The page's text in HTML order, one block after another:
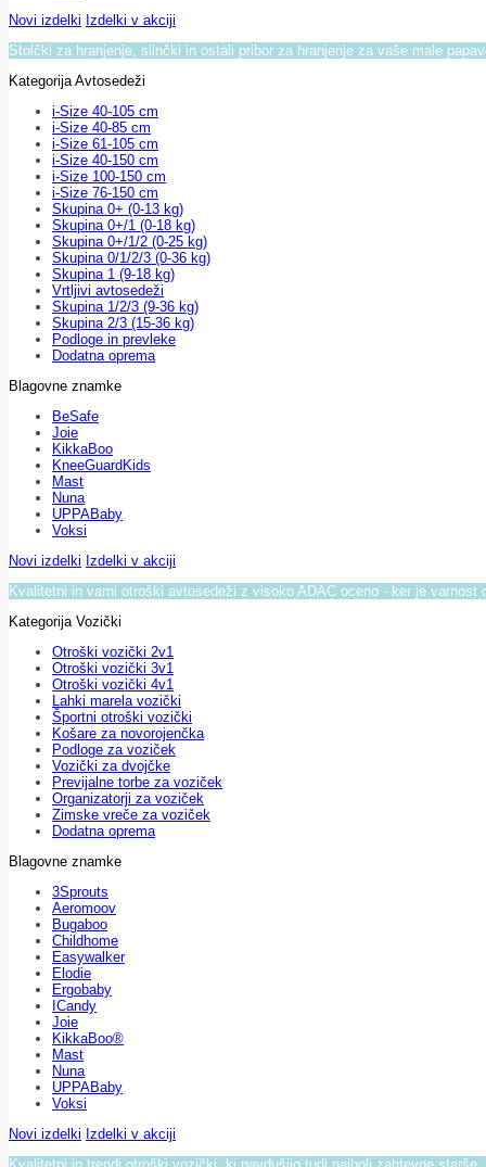
Novi izdelki Izdelki v akciji
Stolčki za hranjenje, slinčki in ostali pribor za hranjenje za vaše male
Kategorija Avtosedeži
i-Size 40-105 cm
i-Size 40-85 cm
i-Size 61-105 cm
i-Size 40-150 cm
i-Size 100-150 cm
i-Size 76-150 cm
Skupina 0+ (0-13 kg)
Skupina 0+/1 (0-18 kg)
Skupina 0+/1/2 (0-25 kg)
Skupina 0/1/2/3 (0-36 kg)
Skupina 1 (9-18 kg)
Vrtljivi avtosedeži
Skupina 1/2/3 (9-36 kg)
Skupina 2/3 (15-36 kg)
Podloge in prevleke
Dodatna oprema
Blagovne znamke
BeSafe
Joie
KikkaBoo
KneeGuardKids
Mast
Nuna
UPPABaby
Voksi
Novi izdelki Izdelki v akciji
Kvalitetni in varni otroški avtosedeži z visoko ADAC oceno - ker je varnost
Kategorija Vozički
Otroški vozički 2v1
Otroški vozički 3v1
Otroški vozički 4v1
Lahki marela vozički
Športni otroški vozički
Košare za novorojenčka
Podloge za voziček
Vozički za dvojčke
Previjalne torbe za voziček
Organizatorji za voziček
Zimske vreče za voziček
Dodatna oprema
Blagovne znamke
3Sprouts
Aeromoov
Bugaboo
Childhome
Easywalker
Elodie
Ergobaby
ICandy
Joie
KikkaBoo®
Mast
Nuna
UPPABaby
Voksi
Novi izdelki Izdelki v akciji